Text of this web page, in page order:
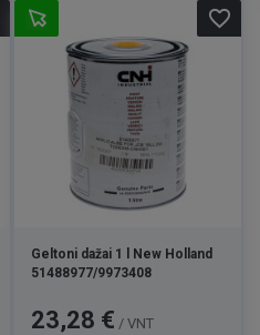
Geltoni dažai 1 l New Holland
51488977/9973408
Kaina
23,28 € / VNT
favorite_border